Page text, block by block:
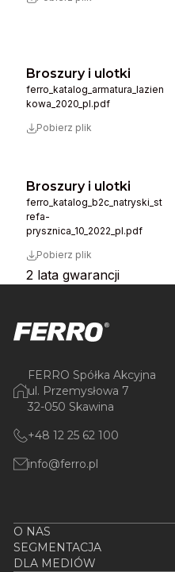
Broszury i ulotki
ferro_katalog_armatura_lazien
kowa_2020_pl.pdf
Pobierz plik
Broszury i ulotki
ferro_katalog_b2c_natryski_st
refa-
prysznica_10_2022_pl.pdf
Pobierz plik
2 lata gwarancji
FERRO Spółka Akcyjna
ul. Przemysłowa 7
32-050 Skawina
+48 12 25 62 100
info@ferro.pl
O NAS
SEGMENTACJA
DLA MEDIÓW